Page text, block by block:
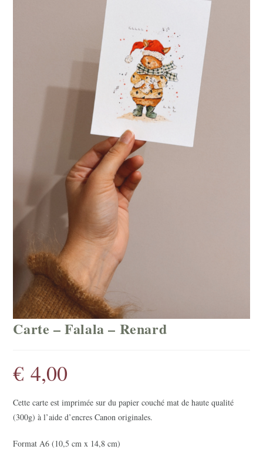
Carte – Falala – Renard
€ 4,00
Cette carte est imprimée sur du papier couché mat de haute qualité
(300g) à l’aide d’encres Canon originales.
Format A6 (10,5 cm x 14,8 cm)